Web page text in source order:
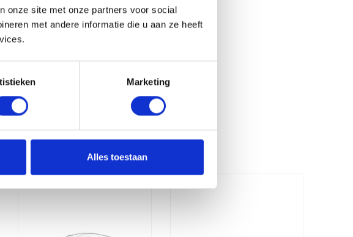
onze site met onze partners voor social
met andere informatie die u aan ze heeft
Marketing
Alles toestaan